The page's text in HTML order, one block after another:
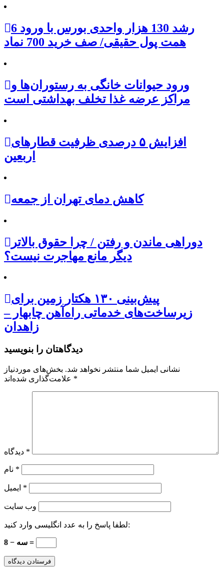
رشد 130 هزار واحدی بورس با ورود 6
همت پول حقیقی/ صف خرید 700 نماد
ورود حیوانات خانگی به رستوران‌ها و
مراکز عرضه غذا تخلف بهداشتی است
افزایش ۵ درصدی ظرفیت قطارهای
اربعین
کاهش دمای تهران از جمعه
دوراهی ماندن و رفتن / چرا حقوق بالاتر
دیگر مانع مهاجرت نیست؟
پیش‌بینی ۱۳۰ هکتار زمین برای
زیرساخت‌های خدماتی راه‌آهن چابهار –
زاهدان
دیدگاهتان را بنویسید
نشانی ایمیل شما منتشر نخواهد شد. بخش‌های موردنیاز
*
*
*
*
وب‌ سایت
لطفا پاسخ را به عدد انگلیسی وارد کنید:
8 − سه =